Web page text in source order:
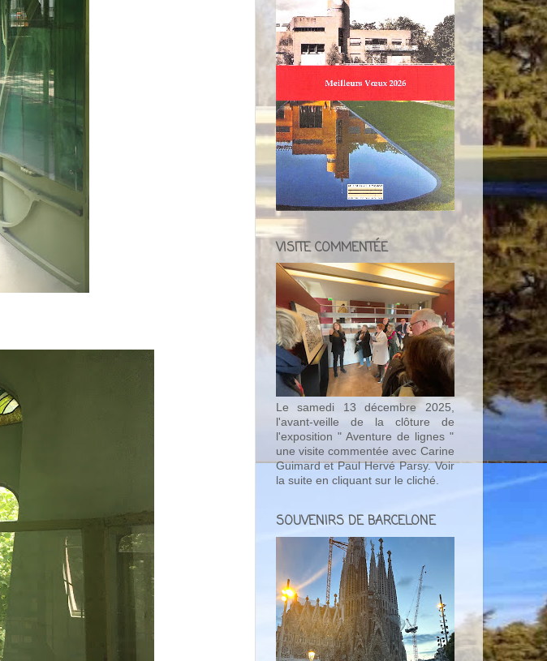
VISITE COMMENTÉE
Le samedi 13 décembre 2025,
l'avant-veille de la clôture de
l'exposition " Aventure de lignes "
une visite commentée avec Carine
Guimard et Paul Hervé Parsy. Voir
la suite en cliquant sur le cliché.
SOUVENIRS DE BARCELONE